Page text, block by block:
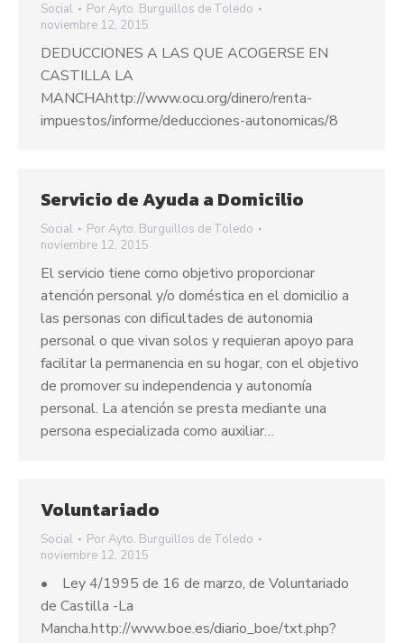
Social PorAyto. Burguillos de Toledo
noviembre 12, 2015
DEDUCCIONES A LAS QUE ACOGERSE EN
CASTILLA LA
MANCHAhttp://www.ocu.org/dinero/renta-
impuestos/informe/deducciones-autonomicas/8
Servicio de Ayuda a Domicilio
Social PorAyto. Burguillos de Toledo
noviembre 12, 2015
El servicio tiene como objetivo proporcionar
atención personal y/o doméstica en el domicilio a
las personas con dificultades de autonomia
personal o que vivan solos y requieran apoyo para
facilitar la permanencia en su hogar, con el objetivo
de promover su independencia y autonomía
personal. La atención se presta mediante una
persona especializada como auxiliar…
Voluntariado
Social PorAyto. Burguillos de Toledo
noviembre 12, 2015
• Ley 4/1995 de 16 de marzo, de Voluntariado
de Castilla -La
Mancha.http://www.boe.es/diario_boe/txt.php?